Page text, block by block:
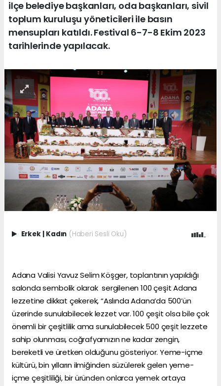
ilçe belediye başkanları, oda başkanları, sivil
toplum kuruluşu yöneticileri ile basın
mensupları katıldı. Festival 6-7-8 Ekim 2023
tarihlerinde yapılacak.
Erkek | Kadın (Haberi Sesli Oku)
Adana Valisi Yavuz Selim Köşger, toplantının yapıldığı
salonda sembolik olarak sergilenen 100 çeşit Adana
lezzetine dikkat çekerek, “Aslında Adana’da 500’ün
üzerinde sunulabilecek lezzet var. 100 çeşit olsa bile çok
önemli bir çeşitlilik ama sunulabilecek 500 çeşit lezzete
sahip olunması, coğrafyamızın ne kadar zengin,
bereketli ve üretken olduğunu gösteriyor. Yeme-içme
kültürü, bin yılların ilmiğinden süzülerek gelen yeme-
içme çeşitliliği, bir üründen onlarca yemek ortaya